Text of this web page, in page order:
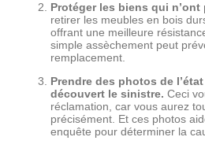
Protéger les biens qui
retirer les meubles en bois
offrant une meilleure
simple assèchement peut
remplacement.
Prendre des photos de
découvert le sinistre. Ceci
réclamation, car vous aurez
précisément. Et ces photos
enquête pour déterminer la